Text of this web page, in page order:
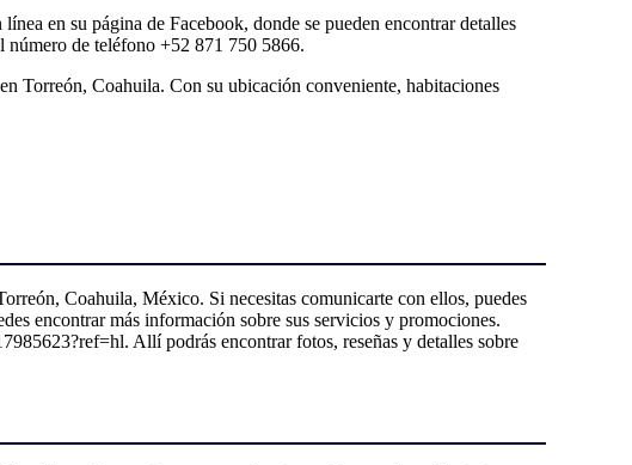
en su página de Facebook, donde se pueden encontrar detalles
número de teléfono +52 871 750 5866.
Torreón, Coahuila. Con su ubicación conveniente, habitaciones
Coahuila, México. Si necesitas comunicarte con ellos, puedes
encontrar más información sobre sus servicios y promociones.
Allí podrás encontrar fotos, reseñas y detalles sobre